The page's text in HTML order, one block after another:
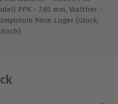
PPK - 7,65 mm, Walther -
9mm Luger (Glock,